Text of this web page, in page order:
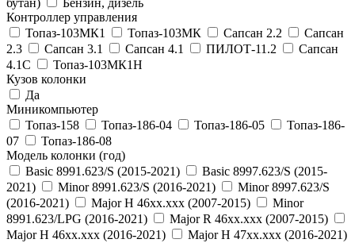
Контроллер управления
Топаз-103МК1
Топаз-103МК Сапсан 2.2
Сапсан
2.3
Сапсан 3.1 Сапсан 4.1 ПИЛОТ-11.2
Сапсан
4.1C
Топаз-103МК1Н
Кузов колонки
Да
Миникомпьютер
Топаз-158
Топаз-186-04 Топаз-186-05
Топаз-186-
07
Топаз-186-08
Модель колонки (год)
Basic 8991.623/S (2015-2021)
Basic 8997.623/S (2015-
2021)
Minor 8991.623/S (2016-2021)
Minor 8997.623/S
(2016-2021)
Major H 46xx.xxx (2007-2015)
Minor
8991.623/LPG (2016-2021)
Major R 46xx.xxx (2007-2015)
Major H 46xx.xxx (2016-2021)
Major H 47xx.xxx (2016-2021)